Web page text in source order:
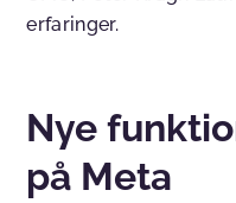
erfaringer.
Nye
på Meta